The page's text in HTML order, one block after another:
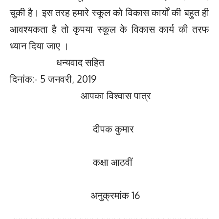
चुकी है। इस तरह हमारे स्कूल को विकास कार्यों की बहुत ही
आवश्यकता है तो कृपया स्कूल के विकास कार्य की तरफ
ध्यान दिया जाए ।
धन्यवाद सहित
दिनांक:- 5 जनवरी, 2019
आपका विश्वास पात्र
दीपक कुमार
कक्षा आठवीं
अनुक्रमांक 16